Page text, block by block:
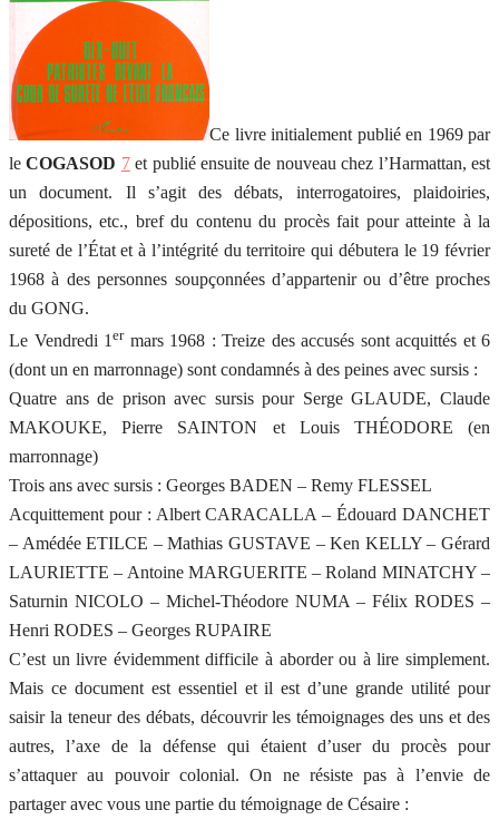
Ce livre initialement publié en 1969 par
leCOGASOD 7et publié ensuite de nouveau chez l’Harmattan, est
un document. Il s’agit des débats, interrogatoires, plaidoiries,
dépositions, etc., bref du contenu du procès fait pour atteinte à la
sureté de l’État et à l’intégrité du territoire qui débutera le 19 février
1968 à des personnes soupçonnées d’appartenir ou d’être proches
du GONG.
Le Vendredi 1 ermars 1968 : Treize des accusés sont acquittés et 6
(dont un en marronnage) sont condamnés à des peines avec sursis :
Quatre ans de prison avec sursis pour Serge GLAUDE, Claude
MAKOUKE, Pierre SAINTON et Louis THÉODORE (en
marronnage)
Trois ans avec sursis : Georges BADEN – Remy FLESSEL
Acquittement pour : Albert CARACALLA – Édouard DANCHET
– Amédée ETILCE – Mathias GUSTAVE – Ken KELLY – Gérard
LAURIETTE – Antoine MARGUERITE – Roland MINATCHY –
Saturnin NICOLO – Michel-Théodore NUMA – Félix RODES –
Henri RODES – Georges RUPAIRE
C’est un livre évidemment difficile à aborder ou à lire simplement.
Mais ce document est essentiel et il est d’une grande utilité pour
saisir la teneur des débats, découvrir les témoignages des uns et des
autres, l’axe de la défense qui étaient d’user du procès pour
s’attaquer au pouvoir colonial. On ne résiste pas à l’envie de
partager avec vous une partie du témoignage de Césaire :